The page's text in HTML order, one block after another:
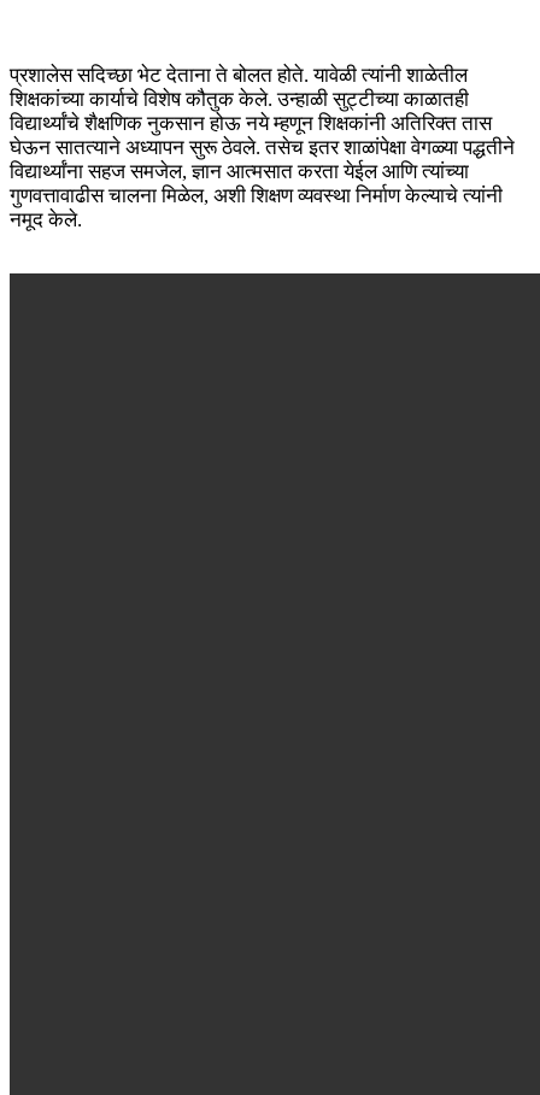
प्रशालेस सदिच्छा भेट देताना ते बोलत होते. यावेळी त्यांनी शाळेतील
शिक्षकांच्या कार्याचे विशेष कौतुक केले. उन्हाळी सुट्टीच्या काळातही
विद्यार्थ्यांचे शैक्षणिक नुकसान होऊ नये म्हणून शिक्षकांनी अतिरिक्त तास
घेऊन सातत्याने अध्यापन सुरू ठेवले. तसेच इतर शाळांपेक्षा वेगळ्या पद्धतीने
विद्यार्थ्यांना सहज समजेल, ज्ञान आत्मसात करता येईल आणि त्यांच्या
गुणवत्तावाढीस चालना मिळेल, अशी शिक्षण व्यवस्था निर्माण केल्याचे त्यांनी
नमूद केले.